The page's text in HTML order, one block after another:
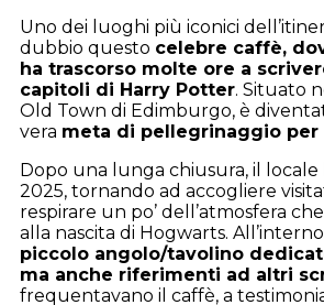
Uno dei luoghi più iconici
dubbio questo celebre caffè,
ha trascorso molte ore a
capitoli di Harry Potter. Situato
Old Town di Edimburgo, è
vera meta di pellegrinaggio per
Dopo una lunga chiusura, il
2025, tornando ad accogliere
respirare un po’ dell’atmosfera
alla nascita di Hogwarts.
piccolo angolo/tavolino
ma anche riferimenti ad altri
frequentavano il caffè, a